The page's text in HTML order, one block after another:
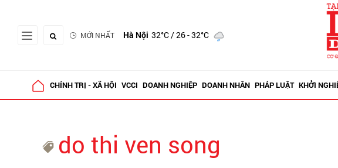
MỚI NHẤT Hà Nội 32°C/ 26 - 32°C
CHÍNH TRỊ - XÃ HỘI VCCI DOANH NGHIỆP DOANH NHÂN PHÁP LUẬT KHỞI
do thi ven song